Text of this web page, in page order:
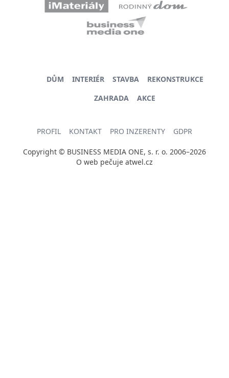
DŮM INTERIÉR STAVBA
REKONSTRUKCE
ZAHRADA
AKCE
PROFIL KONTAKT PRO INZERENTY GDPR
Copyright © BUSINESS MEDIA ONE, s. r. o. 2006–2026